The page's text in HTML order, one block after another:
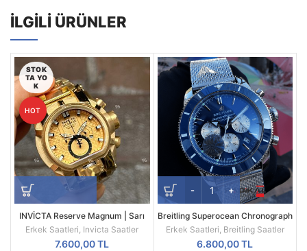
İLGILI ÜRÜNLER
STOK
TA YO
K
HOT
INVİCTA Reserve Magnum | Sarı
Kasa | Sarı Kadran | 52MM |
Quartz | Radikal Saat
Erkek Saatleri, Invicta Saatler
7.600,00TL
Breitling Superocean Chronograph
Mavi Besel Kadran Replika Erkek
Kol Saati
Erkek Saatleri, Breitling Saatler
6.800,00TL